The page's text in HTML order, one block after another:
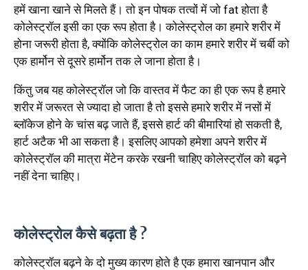
हमें खाना खाने से मिलते हैं। तो इन पोषक तत्वों में जो fat होता है
कोलेस्ट्रॉल इसी का एक रूप होता है। कोलेस्ट्रोल का हमारे शरीर में
होना जरूरी होता है, क्योंकि कोलेस्ट्रोल का काम हमारे शरीर में चर्बी को
एक हार्मोन से दूसरे हार्मोन तक ले जाना होता है।
किंतु जब यह कोलेस्ट्रॉल जो कि वास्तव में फैट का ही एक रूप है हमारे
शरीर में जरूरत से ज्यादा हो जाता है तो इससे हमारे शरीर में नसों में
ब्लॉकेज होने के चांस बढ़ जाते हैं, इससे हार्ट की बीमारियां हो सकती है,
हार्ट अटैक भी आ सकता है। इसलिए आपको हमेशा अपने शरीर में
कोलेस्ट्रॉल की मात्रा मेंटेन करके रखनी चाहिए कोलेस्ट्रॉल को बढ़ने
नहीं देना चाहिए।
कोलेस्ट्रोल कैसे बढ़ता है ?
कोलेस्ट्रॉल बढ़ने के दो मुख्य कारण होते है एक हमारा खानपान और